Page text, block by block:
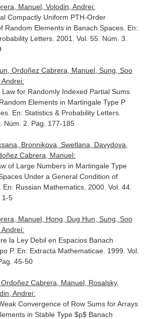
Manuel, Volodin, Andrei:
Compactly Uniform PTH-Order
Random Elements in Banach Spaces. En:
Letters. 2001. Vol. 55. Núm. 3.
Ordoñez Cabrera, Manuel, Sung, Soo
Andrei:
for Randomly Indexed Partial Sums
Elements in Martingale Type P
En: Statistics & Probability Letters.
Núm. 2. Pag. 177-185
Bronnikova, Swetlana, Davydova,
Cabrera, Manuel:
of Large Numbers in Martingale Type
Under a General Condition of
En: Russian Mathematics. 2000. Vol. 44.
1-5
Manuel, Hong, Dug Hun, Sung, Soo
Andrei:
la Ley Debil en Espacios Banach
P. En: Extracta Mathematicae. 1999. Vol.
45-50
Cabrera, Manuel, Rosalsky,
Andrei:
Convergence of Row Sums for Arrays
in Stable Type $p$ Banach